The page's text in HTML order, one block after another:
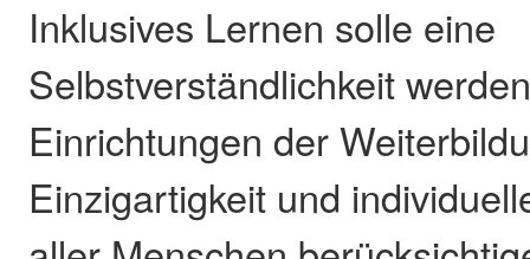
Inklusives Lernen solle eine
Selbstverständlichkeit
Einrichtungen der
Einzigartigkeit und